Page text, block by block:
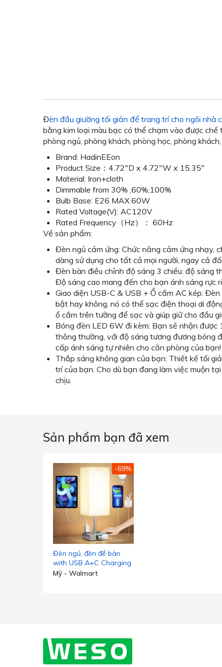
Đèn đầu giường tối giản để trang trí cho ngôi nhà
bằng kim loại màu bạc có thể chạm vào được
phòng ngủ, phòng khách, phòng học, phòng
Brand: HadinEEon
Product Size：4.72"D x 4.72"W x 15.35"
Material: Iron+cloth
Dimmable from 30% ,60%,100%
Bulb Base: E26 MAX 60W
Rated Voltage(V): AC120V
Rated Frequency（Hz）： 60Hz
Về sản phẩm:
Đèn ngủ cảm ứng: Chức năng cảm ứng nhạy,
dàng sử dụng cho tất cả mọi người, ngay cả
Đèn bàn điều chỉnh độ sáng 3 chiều: độ sáng
Độ sáng cao mang đến cho bạn ánh sáng rực
Giao diện USB-C & USB + Ổ cắm AC kép:
bật hay không, nó có thể sạc điện thoại di
ổ cắm trên tường để sạc và giúp giữ cho đầu
Bóng đèn LED 6W đi kèm: Bạn sẽ nhận
thông thường, với độ sáng tương đương bóng
cấp ánh sáng tự nhiên cho căn phòng của bạn!
Thắp sáng không gian của bạn: Thiết kế tối
trí của bạn. Cho dù bạn đang làm việc muộn
chịu.
Sản phẩm bạn đã xem
-69%
Đèn ngủ, đèn để bàn
with USB A+C Charging
Ports and Outlets,
Mỹ - Walmart